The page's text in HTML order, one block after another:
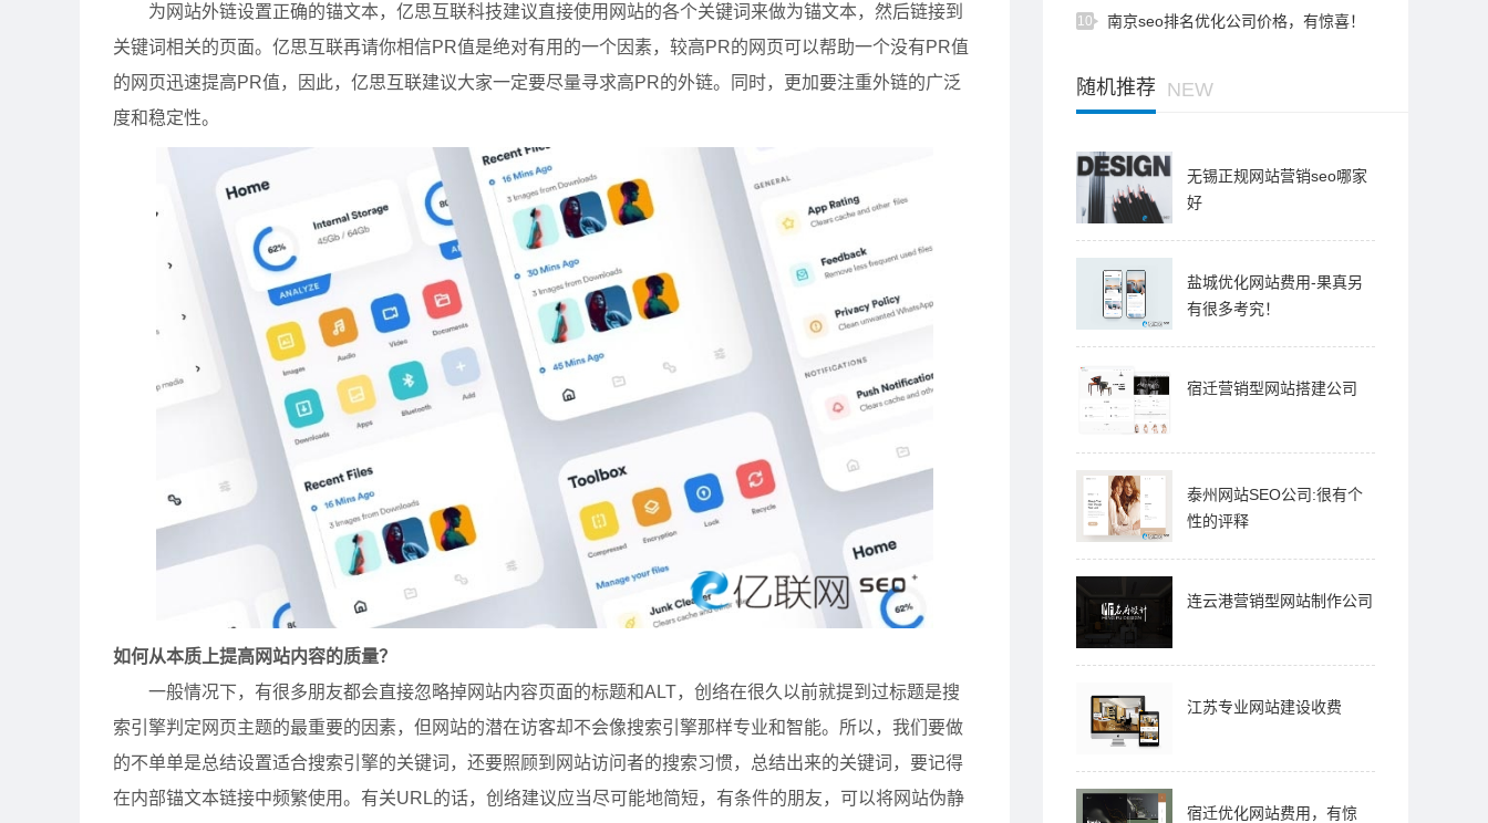
为网站外链设置正确的锚文本，亿思互联科技建议直接使用网站的各个关键词来做为锚文本，然后链接到
关键词相关的页面。亿思互联再请你相信PR值是绝对有用的一个因素，较高PR的网页可以帮助一个没有PR值
的网页迅速提高PR值，因此，亿思互联建议大家一定要尽量寻求高PR的外链。同时，更加要注重外链的广泛
度和稳定性。
如何从本质上提高网站内容的质量？
一般情况下，有很多朋友都会直接忽略掉网站内容页面的标题和ALT，创络在很久以前就提到过标题是搜
索引擎判定网页主题的最重要的因素，但网站的潜在访客却不会像搜索引擎那样专业和智能。所以，我们要做
的不单单是总结设置适合搜索引擎的关键词，还要照顾到网站访问者的搜索习惯，总结出来的关键词，要记得
在内部锚文本链接中频繁使用。有关URL的话，创络建议应当尽可能地简短，有条件的朋友，可以将网站伪静
好：居然有惊喜放送！
10 南京seo排名优化公司价格，有惊喜！
随机推荐 NEW
无锡正规网站营销seo哪家
好
盐城优化网站费用-果真另
有很多考究！
宿迁营销型网站搭建公司
泰州网站SEO公司:很有个
性的评释
连云港营销型网站制作公司
江苏专业网站建设收费
宿迁优化网站费用，有惊